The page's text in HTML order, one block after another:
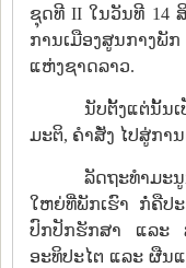
ຊຸດທີ II ໃນວັນທີ 14
ການເມືອງສູນກາງພັ
ແຫ່ງຊາດລາວ.
ນັບຕັ້ງແຕ່ນັ້ນ
ມະຕິ, ຄໍາສັ່ງ ໄປສູ່ກາ
ລັດຖະທໍາມະ
ໃຫຍ່ທີ່ພັກເຮົາ ກໍ່ຄືປ
ປົກປັກຮັກສາ ແລະ
ອະທິປະໄຕ ແລະ ຜືນ